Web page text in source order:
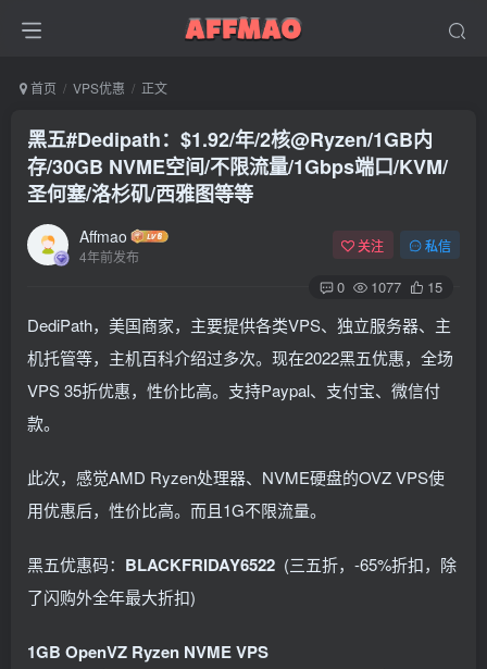
首页 VPS优惠 正文
黑五#Dedipath：$1.92/年/2核@Ryzen/1GB内
存/30GB NVME空间/不限流量/1Gbps端口/KVM/
圣何塞/洛杉矶/西雅图等等
Affmao
4年前发布
关注 私信
0 1077 15
DediPath，美国商家，主要提供各类VPS、独立服务器、主
机托管等，主机百科介绍过多次。现在2022黑五优惠，全场
VPS 35折优惠，性价比高。支持Paypal、支付宝、微信付
款。
此次，感觉AMD Ryzen处理器、NVME硬盘的OVZ VPS使
用优惠后，性价比高。而且1G不限流量。
黑五优惠码： BLACKFRIDAY6522 (三五折，-65%折扣，除
了闪购外全年最大折扣)
1GB OpenVZ Ryzen NVME VPS